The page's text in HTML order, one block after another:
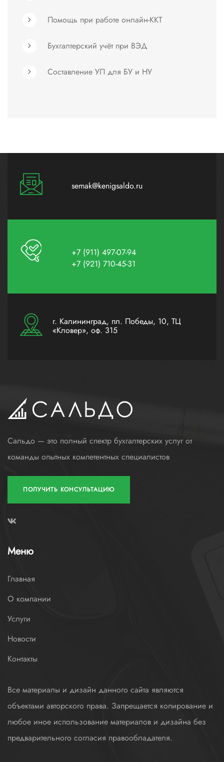
Помощь при работе онлайн-ККТ
Бухгалтерский учёт при ВЭД
Составление УП для БУ и НУ
semak@kenigsaldo.ru
+7 (911) 497-07-94
+7 (921) 710-45-31
г. Калининград, пл. Победы, 10, ТЦ
«Кловер», оф. 315
Сальдо — это полный спектр бухгалтерских услуг от
команды опытных компетентных специалистов
ПОЛУЧИТЬ КОНСУЛЬТАЦИЮ
Меню
Главная
О компании
Услуги
Новости
Контакты
Все материалы и дизайн данного сайта являются
объектами авторского права. Запрещается копирование и
любое иное использование материалов и дизайна без
предварительного согласия правообладателя.